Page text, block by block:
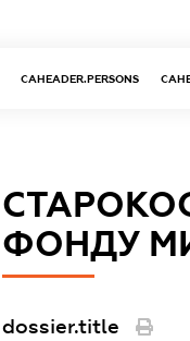
CAHEADER.PERSONS
ФОНДУ
dossier.title